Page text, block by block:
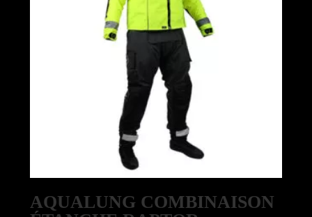
AQUALUNG COMBINAISON